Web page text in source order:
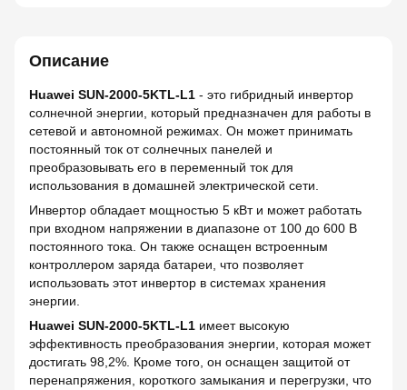
Описание
Huawei SUN-2000-5KTL-L1 - это гибридный инвертор
солнечной энергии, который предназначен для работы в
сетевой и автономной режимах. Он может принимать
постоянный ток от солнечных панелей и
преобразовывать его в переменный ток для
использования в домашней электрической сети.
Инвертор обладает мощностью 5 кВт и может работать
при входном напряжении в диапазоне от 100 до 600 В
постоянного тока. Он также оснащен встроенным
контроллером заряда батареи, что позволяет
использовать этот инвертор в системах хранения
энергии.
Huawei SUN-2000-5KTL-L1 имеет высокую
эффективность преобразования энергии, которая может
достигать 98,2%. Кроме того, он оснащен защитой от
перенапряжения, короткого замыкания и перегрузки, что